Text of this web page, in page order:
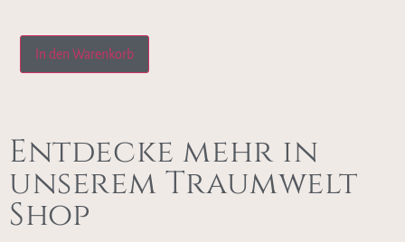
In den Warenkorb
Entdecke mehr in
unserem Traumwelt
Shop